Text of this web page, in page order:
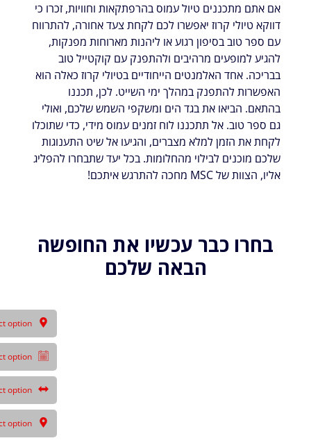
אם אתם מתכננים טיול עמוס בהרפתקאות וחוויות, זכרו כי
דווקא טיולי קרוז יאפשרו לכם לקחת צעד אחורה, להתרווח
עם ספר טוב בסיפון רגוע או ליהנות מארוחות מפנקות,
להגיע למופעים מרהיבים ולהתפנק עם קוקטייל טוב
בבריכה. אחד האלמנטים הייחודיים בטיולי קרוז כאלה הוא
האפשרות להתפנק במהלך ימי השייט. לכן, תכננו
בהתאם. הביאו את בגד הים ומשקפי השמש שלכם, ואולי
גם ספר טוב. אל תתכננו לוח זמנים עמוס מידי, כדי שתוכלו
לקחת את הזמן למלא מצברים, והגיעו אל שיט התענוגות
שלכם מוכנים לבילוי מהחלומות. בכל יעד שתבחרו להפליג
אליו, הצוות של MSC מחכה להתרגש איתכם!
בחרו כבר עכשיו את החופשה
הבאה שלכם
option
option
option
option